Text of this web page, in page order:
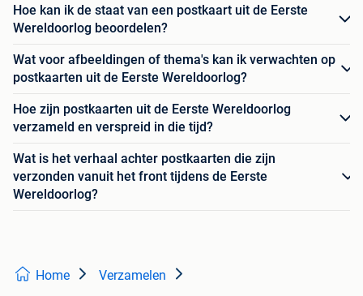
Hoe kan ik de staat van een postkaart uit de Eerste
Wereldoorlog beoordelen?
Wat voor afbeeldingen of thema's kan ik verwachten op
postkaarten uit de Eerste Wereldoorlog?
Hoe zijn postkaarten uit de Eerste Wereldoorlog
verzameld en verspreid in die tijd?
Wat is het verhaal achter postkaarten die zijn
verzonden vanuit het front tijdens de Eerste
Wereldoorlog?
Home Verzamelen